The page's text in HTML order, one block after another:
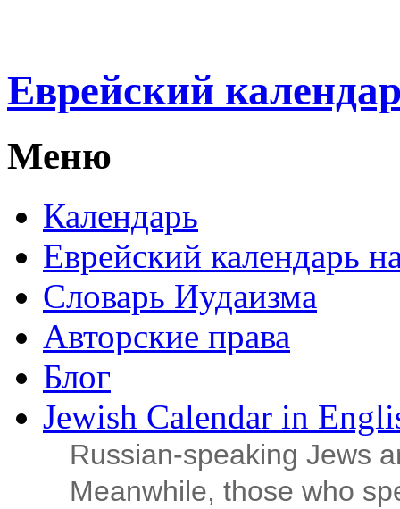
Еврейский
Меню
Календарь
Еврейский календарь
Словарь Иудаизма
Авторские права
Блог
Jewish Calendar in
Russian‑speaking Jews
Meanwhile, those who